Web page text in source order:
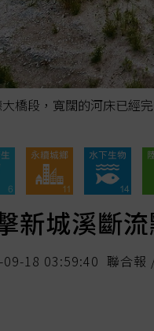
橋段，寬闊的河床已經
新城溪斷
18 03:59:40 聯合報